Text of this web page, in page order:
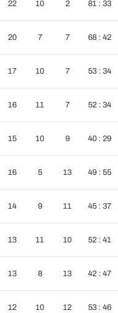
22 10 2 81 : 33
20 7 7 68 : 42
17 10 7 53 : 34
16 11 7 52 : 34
15 10 9 40 : 29
16 5 13 49 : 55
14 9 11 45 : 37
13 11 10 52 : 41
13 8 13 42 : 47
12 10 12 53 : 46